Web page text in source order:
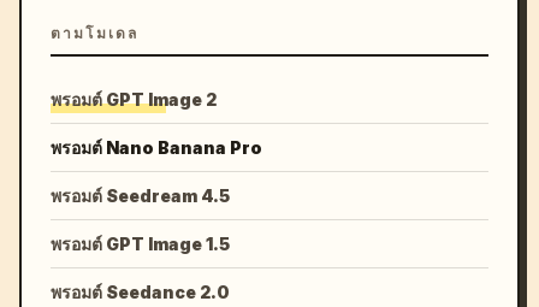
ตามโมเดล
พรอมต์ GPT Image 2
พรอมต์ Nano Banana Pro
พรอมต์ Seedream 4.5
พรอมต์ GPT Image 1.5
พรอมต์ Seedance 2.0